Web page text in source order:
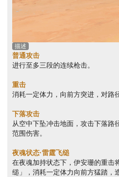
描述
普通攻击
进行至多三段的连续枪击。
重击
消耗一定体力，向前方突进，对路
下落攻击
从空中下坠冲击地面，攻击下落路
范围伤害。
夜魂状态·雷霆飞缒
在夜魂加持状态下，伊安珊的重击
缒」，消耗一定体力向前方猛踏，